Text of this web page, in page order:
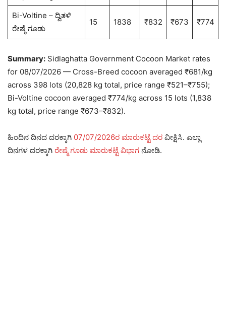
Bi-Voltine – ದ್ವಿತಳಿ
ರೇಷ್ಮೆ ಗೂಡು
15 1838 ₹832 ₹673 ₹774
Summary: Sidlaghatta Government Cocoon Market rates
for 08/07/2026 — Cross-Breed cocoon averaged ₹681/kg
across 398 lots (20,828 kg total, price range ₹521–₹755);
Bi-Voltine cocoon averaged ₹774/kg across 15 lots (1,838
kg total, price range ₹673–₹832).
ಹಿಂದಿನ ದಿನದ ದರಕ್ಕಾಗಿ 07/07/2026ರ ಮಾರುಕಟ್ಟೆ ದರ ವೀಕ್ಷಿಸಿ. ಎಲ್ಲಾ
ದಿನಗಳ ದರಕ್ಕಾಗಿ ರೇಷ್ಮೆ ಗೂಡು ಮಾರುಕಟ್ಟೆ ವಿಭಾಗ ನೋಡಿ.